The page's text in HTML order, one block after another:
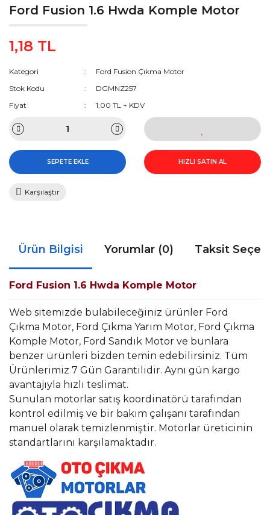
Ford Fusion 1.6 Hwda Komple Motor
1,18 TL
Kategori
Ford Fusion Çıkma Motor
Stok Kodu
DGMNZ257
Fiyat
1,00 TL + KDV
SEPETE EKLE HIZLI SATIN AL
Karşılaştır
Ürün Bilgisi Yorumlar (0) Taksit
Ford Fusion 1.6 Hwda Komple Motor
Web sitemizde bulabileceğiniz ürünler Ford
Çıkma Motor, Ford Çıkma Yarım Motor, Ford Çıkma
Komple Motor, Ford Sandık Motor ve bunlara
benzer ürünleri bizden temin edebilirsiniz. Tüm
Ürünlerimiz 7 Gün Garantilidir. Aynı gün kargo
avantajıyla hızlı teslimat.
Sunulan motorlar satış koordinatörü tarafından
kontrol edilmiş ve bir bakım çalışanı tarafından
manuel olarak temizlenmiştir. Motorlar üreticinin
standartlarını karşılamaktadır.